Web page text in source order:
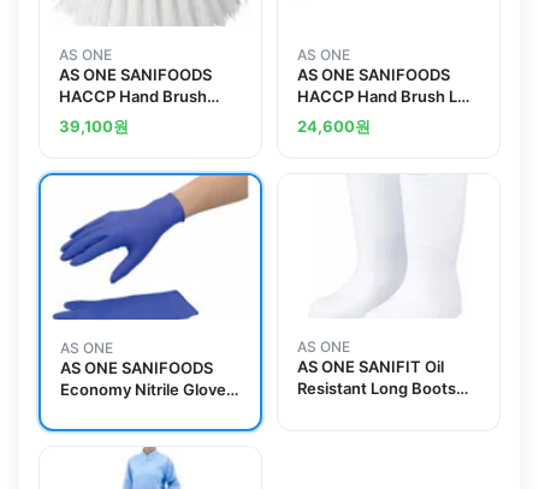
AS ONE
AS ONE SANIFOODS
HACCP Hand Brush
Round Whiteand others
39,100원
AS ONE
AS ONE SANIFOODS
HACCP Hand Brush L
Soft Whiteand others
24,600원
AS ONE
AS ONE SANIFOODS
Economy Nitrile Gloves
others
AS ONE
AS ONE SANIFIT Oil
Resistant Long Boots